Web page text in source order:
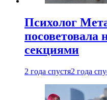
Психолог
посоветовала
секциями
2 года спустя2 года